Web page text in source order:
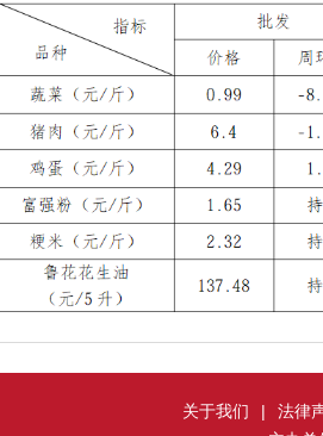
关于我们 |
法律